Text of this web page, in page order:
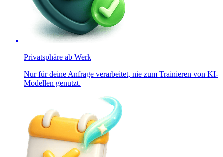
Privatsphäre ab Werk
Nur für deine Anfrage verarbeitet, nie zum Trainieren von KI-
Modellen genutzt.